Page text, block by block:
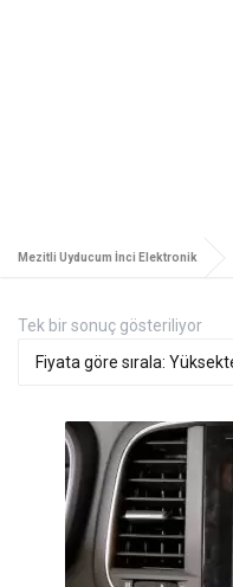
Mezitli Uyducum İnci Elektronik
Tek bir sonuç gösteriliyor